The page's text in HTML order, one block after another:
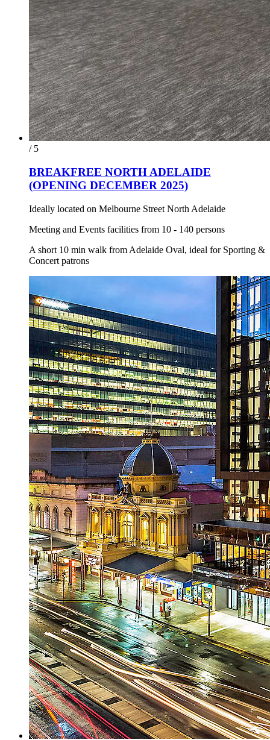
/ 5
BREAKFREE NORTH ADELAIDE
(OPENING DECEMBER 2025)
Ideally located on Melbourne Street North Adelaide
Meeting and Events facilities from 10 - 140 persons
A short 10 min walk from Adelaide Oval, ideal for Sporting &
Concert patrons